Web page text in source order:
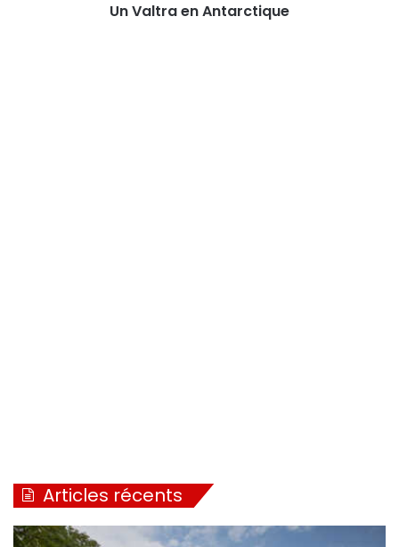
Un Valtra en Antarctique
Articles récents